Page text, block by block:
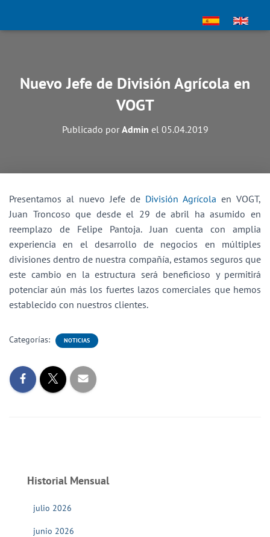
Nuevo Jefe de División Agrícola en
VOGT
Publicado por Admin el 05.04.2019
Presentamos al nuevo Jefe de División Agrícola en VOGT,
Juan Troncoso que desde el 29 de abril ha asumido en
reemplazo de Felipe Pantoja. Juan cuenta con amplia
experiencia en el desarrollo de negocios en múltiples
divisiones dentro de nuestra compañía, estamos seguros que
este cambio en la estructura será beneficioso y permitirá
potenciar aún más los fuertes lazos comerciales que hemos
establecido con nuestros clientes.
Categorías: NOTICIAS
Historial Mensual
julio 2026
junio 2026